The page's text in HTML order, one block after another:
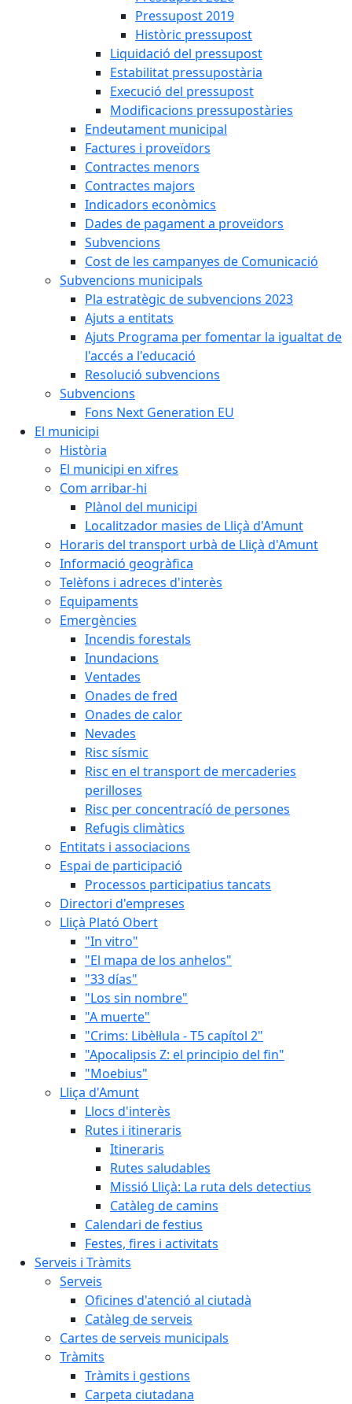
Pressupost 2019
Històric pressupost
Liquidació del pressupost
Estabilitat pressupostària
Execució del pressupost
Modificacions pressupostàries
Endeutament municipal
Factures i proveïdors
Contractes menors
Contractes majors
Indicadors econòmics
Dades de pagament a proveïdors
Subvencions
Cost de les campanyes de Comunicació
Subvencions municipals
Pla estratègic de subvencions 2023
Ajuts a entitats
Ajuts Programa per fomentar la igualtat de
l'accés a l'educació
Resolució subvencions
Subvencions
Fons Next Generation EU
El municipi
Història
El municipi en xifres
Com arribar-hi
Plànol del municipi
Localitzador masies de Lliçà d'Amunt
Horaris del transport urbà de Lliçà d'Amunt
Informació geogràfica
Telèfons i adreces d'interès
Equipaments
Emergències
Incendis forestals
Inundacions
Ventades
Onades de fred
Onades de calor
Nevades
Risc sísmic
Risc en el transport de mercaderies
perilloses
Risc per concentracíó de persones
Refugis climàtics
Entitats i associacions
Espai de participació
Processos participatius tancats
Directori d'empreses
Lliçà Plató Obert
"In vitro"
"El mapa de los anhelos"
"33 días"
"Los sin nombre"
"A muerte"
"Crims: Libèl·lula - T5 capítol 2"
"Apocalipsis Z: el principio del fin"
"Moebius"
Lliça d'Amunt
Llocs d'interès
Rutes i itineraris
Itineraris
Rutes saludables
Missió Lliçà: La ruta dels detectius
Catàleg de camins
Calendari de festius
Festes, fires i activitats
Serveis i Tràmits
Serveis
Oficines d'atenció al ciutadà
Catàleg de serveis
Cartes de serveis municipals
Tràmits
Tràmits i gestions
Carpeta ciutadana